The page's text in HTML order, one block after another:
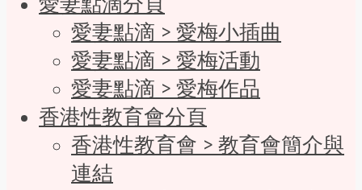
愛妻點滴 > 愛梅小插曲
愛妻點滴 > 愛梅活動
愛妻點滴 > 愛梅作品
香港性教育會分頁
香港性教育會 > 教育會簡介與
連結